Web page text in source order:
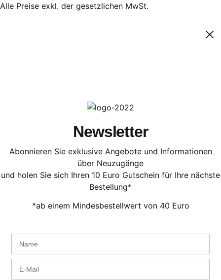
Alle Preise exkl. der gesetzlichen MwSt.
Newsletter
Abonnieren Sie exklusive Angebote und Informationen
über Neuzugänge
und holen Sie sich Ihren 10 Euro Gutschein für Ihre nächste
Bestellung*
*ab einem Mindesbestellwert von 40 Euro